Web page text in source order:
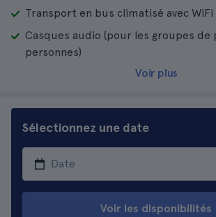
Transport en bus climatisé avec WiFi
Casques audio (pour les groupes de
personnes)
Voir plus
Sélectionnez une date
Voir les disponibilités